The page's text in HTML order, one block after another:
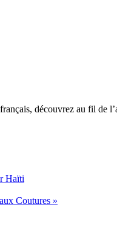
découvrez au fil de
Haïti
Coutures »